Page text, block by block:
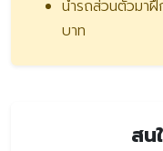
นำรถส่วนตัวมา
บาท
สน